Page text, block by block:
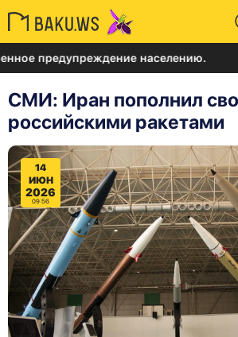
населению.
СМИ: Иран пополнил
российскими ракетами
14
ИЮН
2026
09:56